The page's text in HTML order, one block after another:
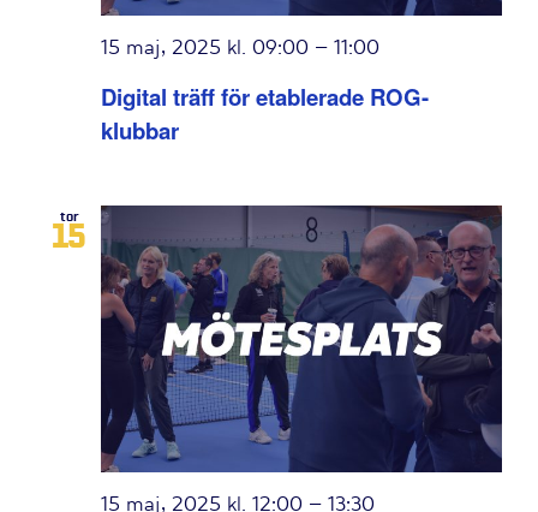
Digital träff för etablerade ROG-
klubbar
15 maj, 2025 kl. 09:00 – 11:00
tor
15